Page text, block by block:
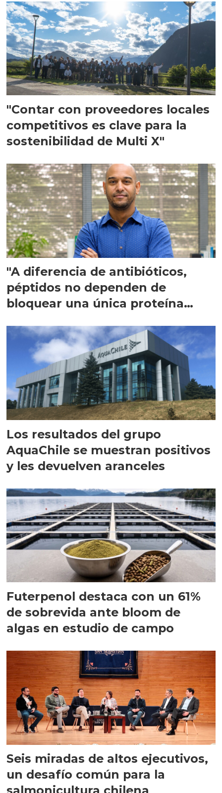
"Contar con proveedores locales
competitivos es clave para la
sostenibilidad de Multi X"
"A diferencia de antibióticos,
péptidos no dependen de
bloquear una única proteína
Los resultados del grupo
AquaChile se muestran positivos
y les devuelven aranceles
Futerpenol destaca con un 61%
de sobrevida ante bloom de
algas en estudio de campo
Seis miradas de altos ejecutivos,
un desafío común para la